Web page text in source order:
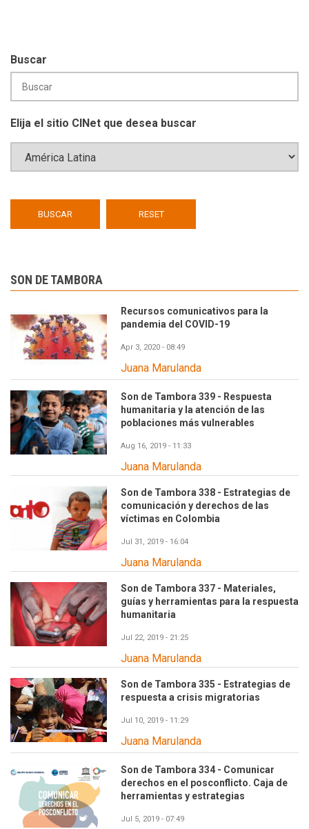
Buscar
Elija el sitio CINet que desea buscar
SON DE TAMBORA
Recursos comunicativos para la
pandemia del COVID-19
Apr 3, 2020 - 08:49
Juana Marulanda
Son de Tambora 339 - Respuesta
humanitaria y la atención de las
poblaciones más vulnerables
Aug 16, 2019 - 11:33
Juana Marulanda
Son de Tambora 338 - Estrategias de
comunicación y derechos de las
víctimas en Colombia
Jul 31, 2019 - 16:04
Juana Marulanda
Son de Tambora 337 - Materiales,
guías y herramientas para la respuesta
humanitaria
Jul 22, 2019 - 21:25
Juana Marulanda
Son de Tambora 335 - Estrategias de
respuesta a crisis migratorias
Jul 10, 2019 - 11:29
Juana Marulanda
Son de Tambora 334 - Comunicar
derechos en el posconflicto. Caja de
herramientas y estrategias
Jul 5, 2019 - 07:49